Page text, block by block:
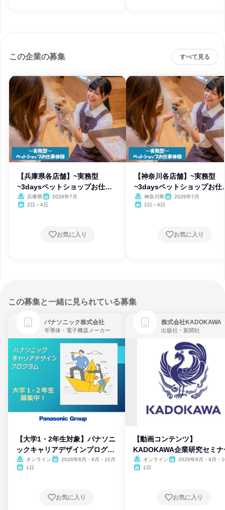
この企業の募集 すべて見る
【兵庫県各店舗】~実務型
~3daysペットショップお仕事
体験兵庫県
2026年7月
2日～4日
お気に入り
【神奈川各店舗】~実務型
~3daysペットショップお仕
体験神奈川県
2026年7月
2日～4日
お気に入り
この募集と一緒に見られている募集
パナソニック株式会社
半導体・電子機器メーカー
【大学1・2年生対象】パナソニ
ックキャリアデザインプログラ
ム
オンライン
2026年8月・9月・10月
1日
お気に入り
株式会社KADOKAWA
出版社・新聞社
【動画コンテンツ】
KADOKAWA企業研究セミナ
オンライン
2026年8月・9月・
1日
お気に入り